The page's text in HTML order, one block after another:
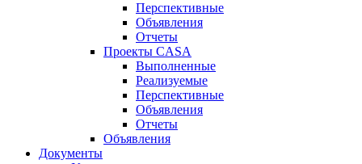
Перспективные
Объявления
Отчеты
Проекты CASA
Выполненные
Реализуемые
Перспективные
Объявления
Отчеты
Объявления
Документы